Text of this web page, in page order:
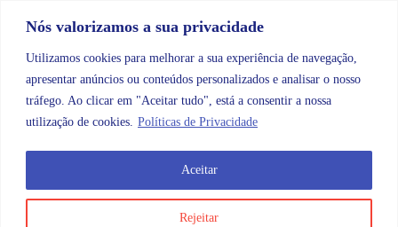
Nós valorizamos a sua privacidade
Utilizamos cookies para melhorar a sua experiência de navegação,
apresentar anúncios ou conteúdos personalizados e analisar o nosso
tráfego. Ao clicar em "Aceitar tudo", está a consentir a nossa
utilização de cookies. Políticas de Privacidade
Rejeitar
Aceitar
Categorias